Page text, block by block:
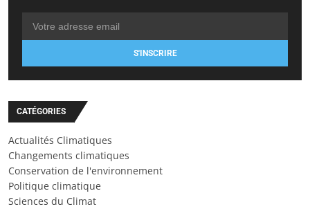
S'INSCRIRE
CATÉGORIES
Actualités Climatiques
Changements climatiques
Conservation de l'environnement
Politique climatique
Sciences du Climat